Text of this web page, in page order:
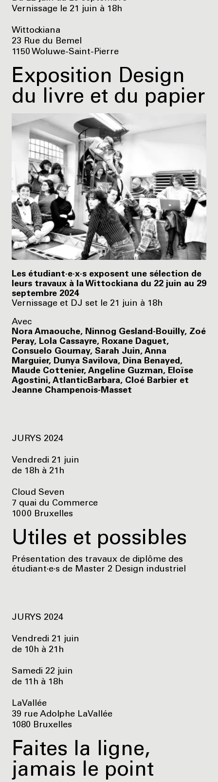
Vernissage le 21 juin à 18h
Wittockiana
23 Rue du Bemel
1150 Woluwe-Saint-Pierre
Exposition Design
du livre et du papier
Les étudiant·e·x·s exposent une sélection de
leurs travaux à la Wittockiana du 22 juin au 29
septembre 2024
Vernissage et DJ set le 21 juin à 18h
Avec
Nora Amaouche, Ninnog Gesland-Bouilly, Zoé
Peray, Lola Cassayre, Roxane Daguet,
Consuelo Gournay, Sarah Juin, Anna
Marguier, Dunya Savilova, Dina Benayed,
Maude Cottenier, Angeline Guzman, Eloïse
Agostini, AtlanticBarbara, Cloé Barbier et
Jeanne Champenois-Masset
JURYS 2024
Vendredi 21 juin
de 18h à 21h
Cloud Seven
7 quai du Commerce
1000 Bruxelles
Utiles et possibles
Présentation des travaux de diplôme des
étudiant·e·s de Master 2 Design industriel
JURYS 2024
Vendredi 21 juin
de 10h à 21h
Samedi 22 juin
de 11h à 18h
LaVallée
39 rue Adolphe LaVallée
1080 Bruxelles
Faites la ligne,
jamais le point